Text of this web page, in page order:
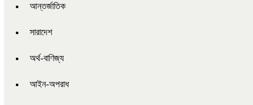
আন্তর্জাতিক
সারাদেশ
অর্থ-বাণিজ্য
আইন-অপরাধ